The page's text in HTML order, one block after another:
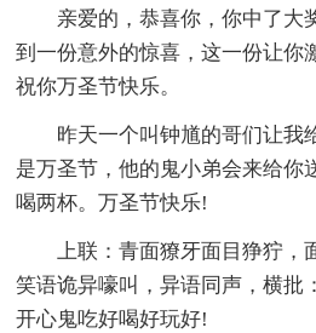
亲爱的，恭喜你，你中了大
到一份意外的惊喜，这一份让你
祝你万圣节快乐。
昨天一个叫钟馗的哥们让我
是万圣节，他的鬼小弟会来给你
喝两杯。万圣节快乐!
上联：青面獠牙面目狰狞，
笑语诡异嚎叫，异语同声，横批
开心鬼吃好喝好玩好!